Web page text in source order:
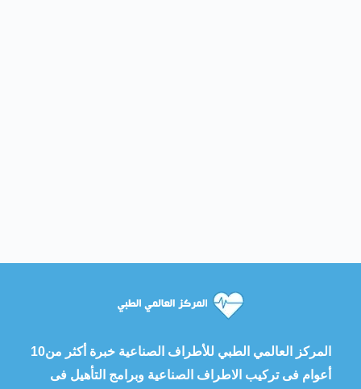
المركز العالمي الطبي للأطراف الصناعية خبرة أكثر من10
أعوام فى تركيب الاطراف الصناعية وبرامج التأهيل فى